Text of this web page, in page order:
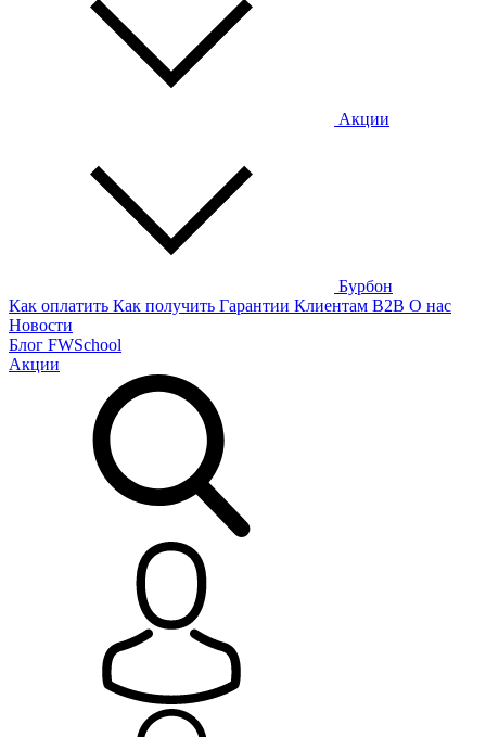
Акции
Бурбон
Как оплатить Как получить Гарантии Клиентам B2B О нас
Новости
Блог FWSchool
Акции